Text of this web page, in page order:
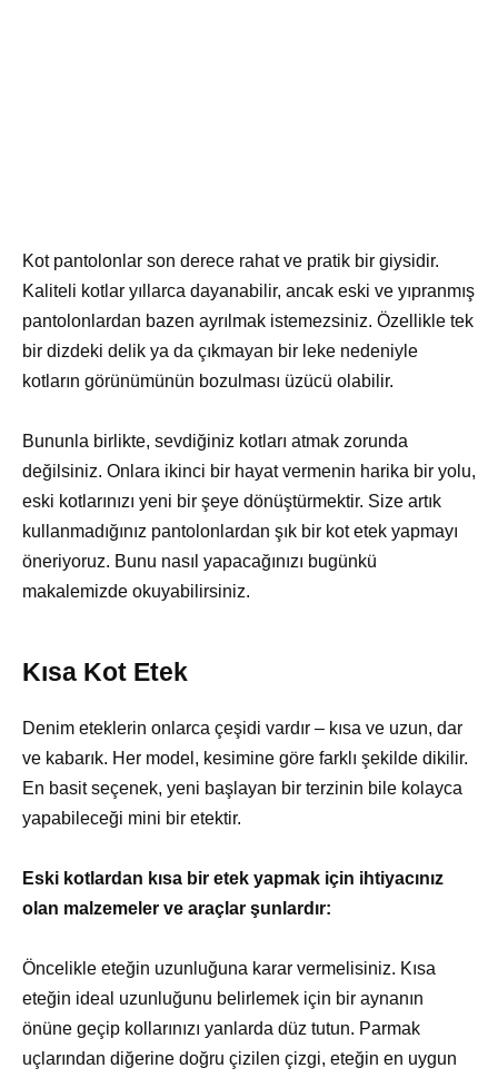
Kot pantolonlar son derece rahat ve pratik bir giysidir.
Kaliteli kotlar yıllarca dayanabilir, ancak eski ve yıpranmış
pantolonlardan bazen ayrılmak istemezsiniz. Özellikle tek
bir dizdeki delik ya da çıkmayan bir leke nedeniyle
kotların görünümünün bozulması üzücü olabilir.
Bununla birlikte, sevdiğiniz kotları atmak zorunda
değilsiniz. Onlara ikinci bir hayat vermenin harika bir yolu,
eski kotlarınızı yeni bir şeye dönüştürmektir. Size artık
kullanmadığınız pantolonlardan şık bir kot etek yapmayı
öneriyoruz. Bunu nasıl yapacağınızı bugünkü
makalemizde okuyabilirsiniz.
Kısa Kot Etek
Denim eteklerin onlarca çeşidi vardır – kısa ve uzun, dar
ve kabarık. Her model, kesimine göre farklı şekilde dikilir.
En basit seçenek, yeni başlayan bir terzinin bile kolayca
yapabileceği mini bir etektir.
Eski kotlardan kısa bir etek yapmak için ihtiyacınız
olan malzemeler ve araçlar şunlardır:
Öncelikle eteğin uzunluğuna karar vermelisiniz. Kısa
eteğin ideal uzunluğunu belirlemek için bir aynanın
önüne geçip kollarınızı yanlarda düz tutun. Parmak
uçlarından diğerine doğru çizilen çizgi, eteğin en uygun